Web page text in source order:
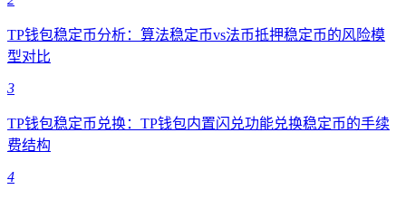
TP钱包稳定币分析：算法稳定币vs法币抵押稳定币的风险模
型对比
3
TP钱包稳定币兑换：TP钱包内置闪兑功能兑换稳定币的手续
费结构
4